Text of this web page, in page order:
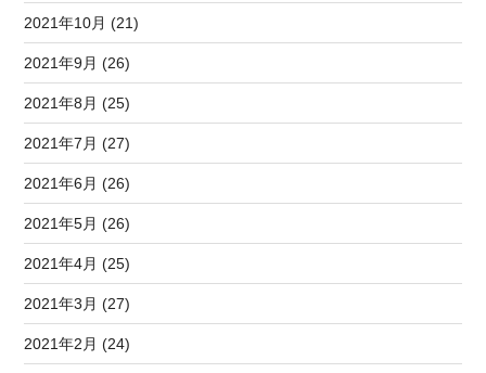
2021年10月 (21)
2021年9月 (26)
2021年8月 (25)
2021年7月 (27)
2021年6月 (26)
2021年5月 (26)
2021年4月 (25)
2021年3月 (27)
2021年2月 (24)